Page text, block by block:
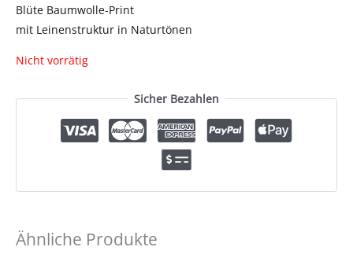
Blüte Baumwolle-Print
mit Leinenstruktur in Naturtönen
Nicht vorrätig
Sicher Bezahlen
Ähnliche Produkte